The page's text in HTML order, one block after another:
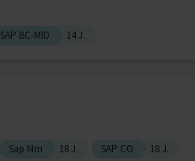
SAP BC-MID 14 J.
Sap Mm 18 J. SAP CO
18 J.